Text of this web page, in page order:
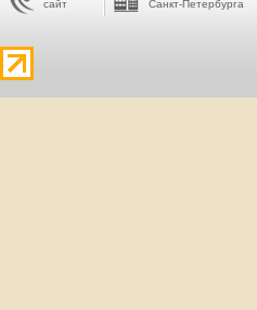
сайт Санкт-Петербурга